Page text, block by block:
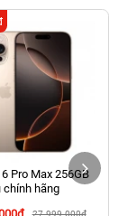
(Q.9 TP. Thủ
Thọ, TP. Thủ
Dương Cũ)
Minh (TP. Vũng
(Tân Bình
Pro Max 256GB
chính hãng
27.999.000đ